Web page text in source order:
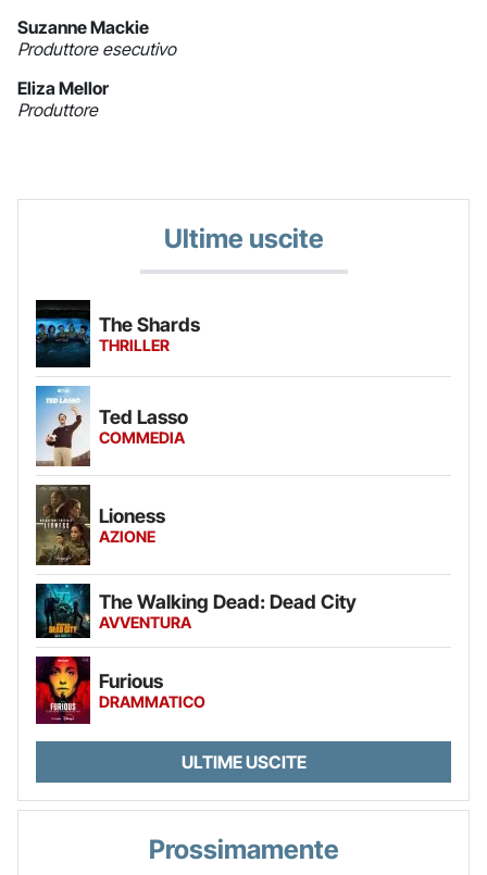
Suzanne Mackie
Produttore esecutivo
Eliza Mellor
Produttore
Ultime uscite
The Shards
THRILLER
Ted Lasso
COMMEDIA
Lioness
AZIONE
The Walking Dead: Dead City
AVVENTURA
Furious
DRAMMATICO
ULTIME USCITE
Prossimamente